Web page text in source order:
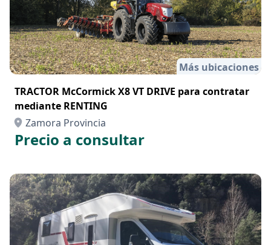
Más ubicaciones
TRACTOR McCormick X8 VT DRIVE para contratar
mediante RENTING
Zamora Provincia
Precio a consultar